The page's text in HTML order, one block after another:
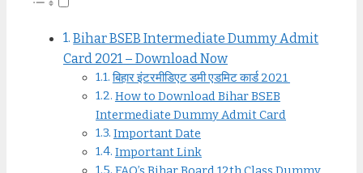
Bihar BSEB Intermediate Dummy Admit
Card 2021 – Download Now
बिहार इंटरमीडिएट डमी एडमिट कार्ड 2021
How to Download Bihar BSEB
Intermediate Dummy Admit Card
Important Date
Important Link